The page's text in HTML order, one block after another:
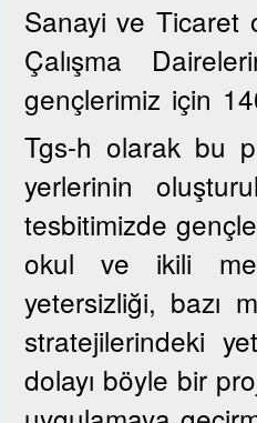
Sanayi ve Ticaret
Çalışma
gençlerimiz için
Tgs-h olarak bu
yerlerinin
tesbitimizde
okul ve ikili
yetersizliği, bazı
stratejilerindeki
dolayı böyle bir